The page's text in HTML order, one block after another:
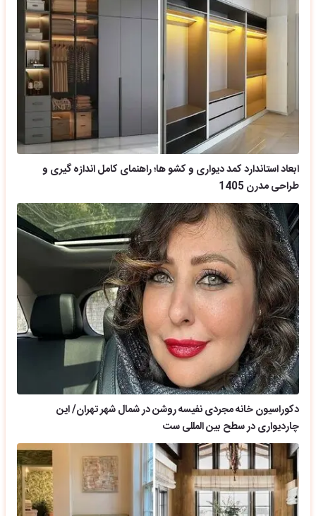
ابعاد استاندارد کمد دیواری و کشو ها؛ راهنمای کامل اندازه گیری و
طراحی مدرن 1405
دکوراسیون خانه مجردی نفیسه روشن در شمال شهر تهران/ این
چاردیواری در سطح بین المللی ست